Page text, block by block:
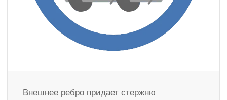
Внешнее ребро придает стержню